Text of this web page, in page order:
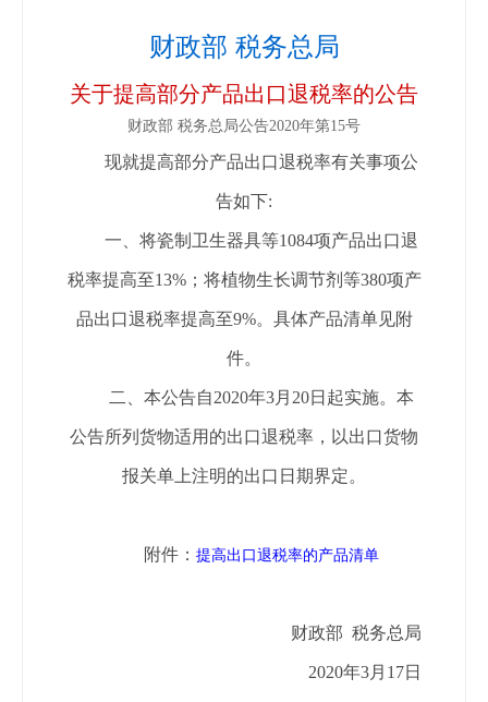
财政部 税务总局
关于提高部分产品出口退税率的公告
财政部 税务总局公告2020年第15号
现就提高部分产品出口退税率有关事项公
告如下:
一、将瓷制卫生器具等1084项产品出口退
税率提高至13%；将植物生长调节剂等380项产
品出口退税率提高至9%。具体产品清单见附
件。
二、本公告自2020年3月20日起实施。本
公告所列货物适用的出口退税率，以出口货物
报关单上注明的出口日期界定。
附件： 提高出口退税率的产品清单
财政部 税务总局
2020年3月17日